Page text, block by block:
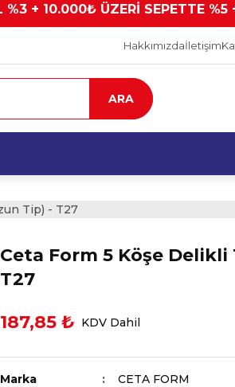
+ 10.000₺ ÜZERİ SEPETTE %5
Hakkımızdaİletişim
ARA
Tip) - T27
Ceta Form 5 Köşe
T27
187,85 ₺ KDV Dahil
Marka
CETA FORM